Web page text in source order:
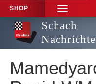
SHOP
TOGGLE
NAVIGATION
Schach